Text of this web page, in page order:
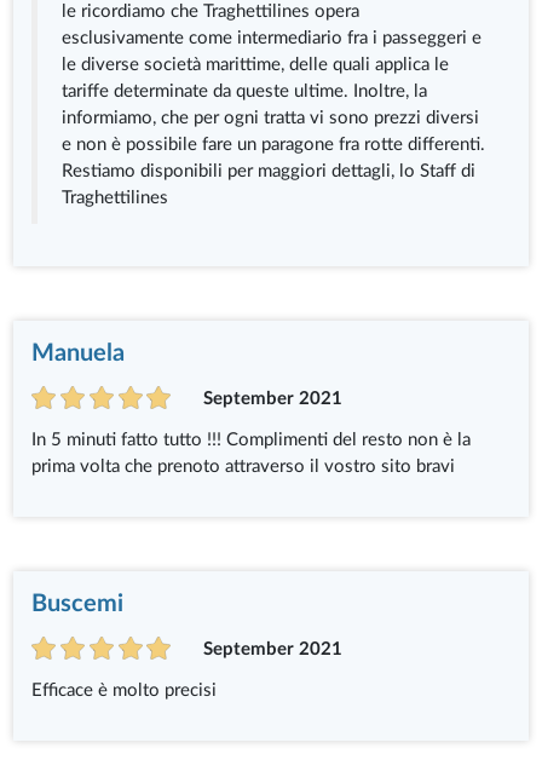
le ricordiamo che Traghettilines opera
esclusivamente come intermediario fra i passeggeri e
le diverse società marittime, delle quali applica le
tariffe determinate da queste ultime. Inoltre, la
informiamo, che per ogni tratta vi sono prezzi diversi
e non è possibile fare un paragone fra rotte differenti.
Restiamo disponibili per maggiori dettagli, lo Staff di
Traghettilines
Manuela
September 2021
In 5 minuti fatto tutto !!! Complimenti del resto non è la
prima volta che prenoto attraverso il vostro sito bravi
Buscemi
September 2021
Efficace è molto precisi